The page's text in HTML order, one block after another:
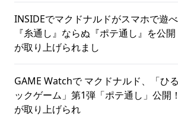
INSIDEでマクドナルドがスマホで遊
『糸通し』ならぬ『ポテ通し』を公開
が取り上げられまし
GAME Watchで マクドナルド、「ひ
ックゲーム」第1弾「ポテ通し」公開！
が取り上げられ